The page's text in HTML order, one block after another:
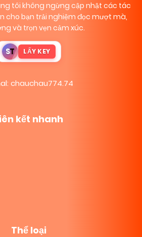
tôi không ngừng cập nhật các tác
cho bạn trải nghiệm đọc mượt mà,
và trọn vẹn cảm xúc.
ST LẤY KEY
chauchau774.74
kết nhanh
Thể loại